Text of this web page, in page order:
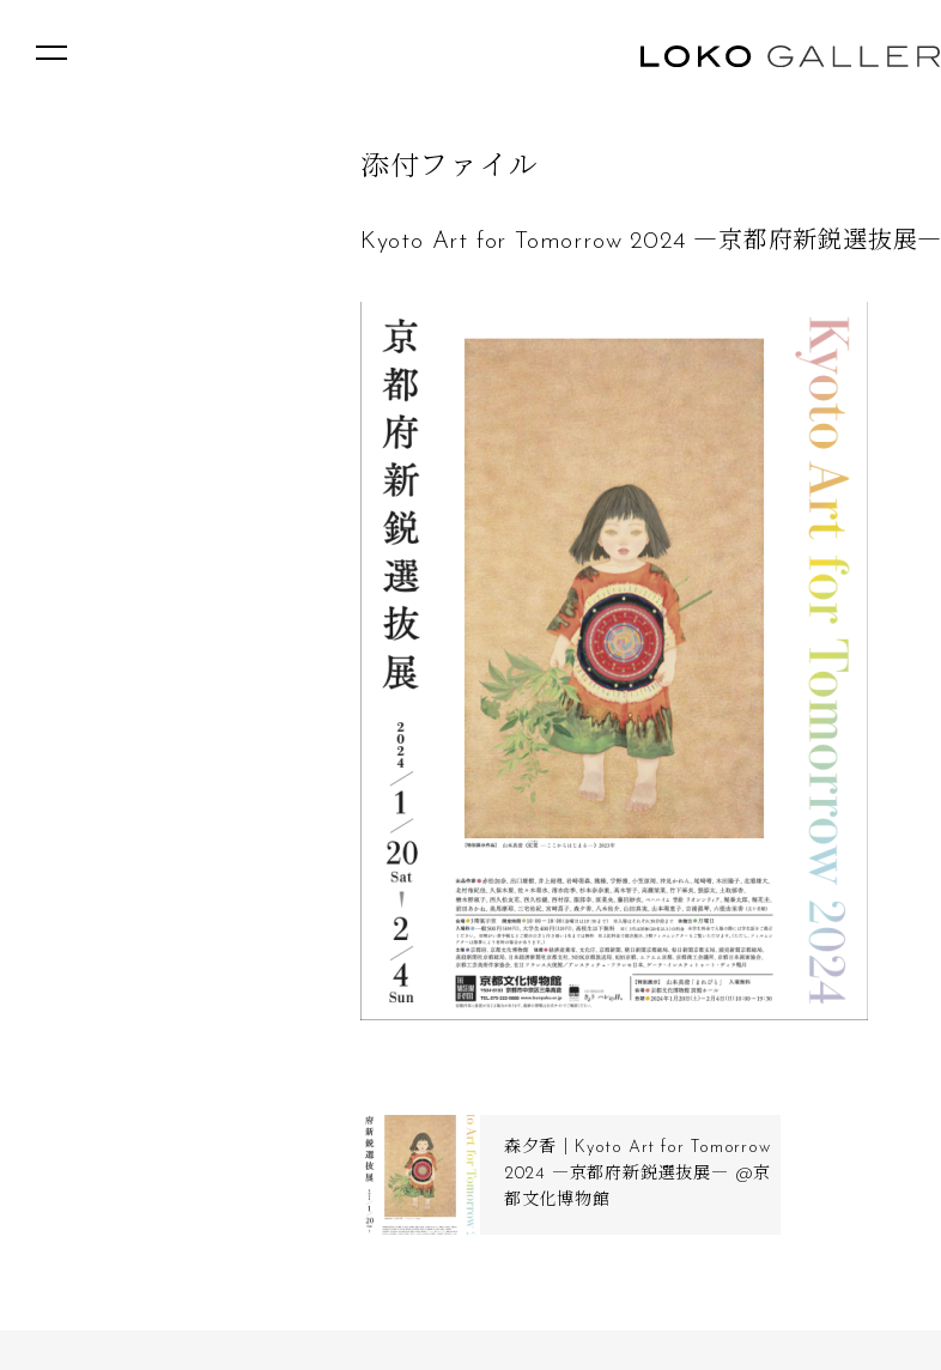
添付フ ァ イ ル
Kyoto Art for Tomorrow 2024 ―京都府新鋭選抜展―
森夕香｜Kyoto Art for Tomorrow
2024 ―京都府新鋭選抜展― @京
都文化博物館